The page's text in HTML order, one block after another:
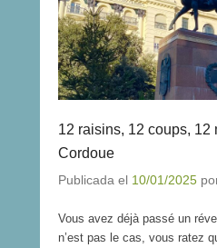
12 raisins, 12 coups, 12
Cordoue
Publicada el 10/01/2025
Vous avez déjà passé un
n’est pas le cas, vous ratez